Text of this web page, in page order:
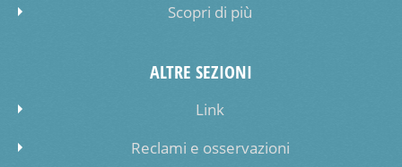
Scopri di più
ALTRE SEZIONI
Link
Reclami e osservazioni